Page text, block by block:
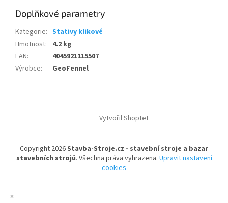
Doplňkové parametry
Kategorie: Stativy klikové
Hmotnost:
4.2 kg
EAN:
4045921115507
Výrobce: GeoFennel
Vytvořil Shoptet
Copyright 2026Stavba-Stroje.cz - stavební stroje a bazar
stavebních strojů. Všechna práva vyhrazena.Upravit nastavení
cookies
×